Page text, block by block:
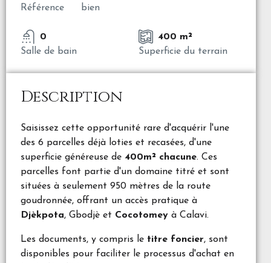
Référence
bien
0
Salle de bain
400 m²
Superficie du terrain
Description
Saisissez cette opportunité rare d'acquérir l'une
des 6 parcelles déjà loties et recasées, d'une
superficie généreuse de 400m² chacune. Ces
parcelles font partie d'un domaine titré et sont
situées à seulement 950 mètres de la route
goudronnée, offrant un accès pratique à
Djèkpota, Gbodjè et Cocotomey à Calavi.
Les documents, y compris le titre foncier, sont
disponibles pour faciliter le processus d'achat en